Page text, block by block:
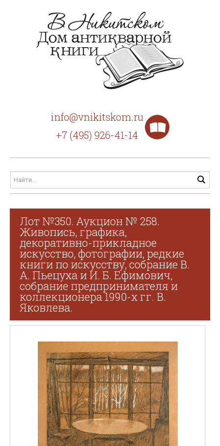
info@vnikitskom.ru
+7 (495) 926-41-14
Лот №350. Аукцион № 258.
Живопись, графика,
декоративно-прикладное
искусство, фотографии, редкие
книги по искусству, собрание В.
А. Пьецуха и И. Б. Ефимович,
собрание предпринимателя и
коллекционера 1990-х гг. В.
Яковлева.